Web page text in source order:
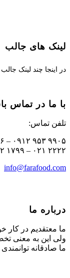
لینک های جالب
در اینجا چند لینک
با ما در تماس
تلفن تماس:
۲۲۲۲ ۰۲۱ – ۱۷۹۹ ۲۲۲۲ ۰۲۱
info@farafood.com
درباره ما
ما معتقدیم در کار
ولی این به معنی
ما صادقانه